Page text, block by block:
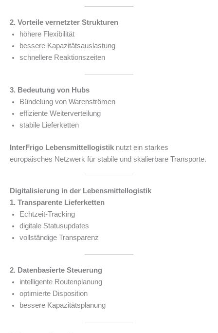
2. Vorteile vernetzter Strukturen
höhere Flexibilität
bessere Kapazitätsauslastung
schnellere Reaktionszeiten
3. Bedeutung von Hubs
Bündelung von Warenströmen
effiziente Weiterverteilung
stabile Lieferketten
InterFrigo Lebensmittellogistik nutzt ein starkes
europäisches Netzwerk für stabile und skalierbare Transporte.
Digitalisierung in der Lebensmittellogistik
1. Transparente Lieferketten
Echtzeit-Tracking
digitale Statusupdates
vollständige Transparenz
2. Datenbasierte Steuerung
intelligente Routenplanung
optimierte Disposition
bessere Kapazitätsplanung